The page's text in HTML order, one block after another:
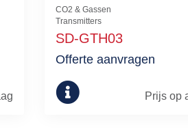
CO2 & Gassen
Transmitters
SD-GTH03
Prijs op
Offerte aanvragen